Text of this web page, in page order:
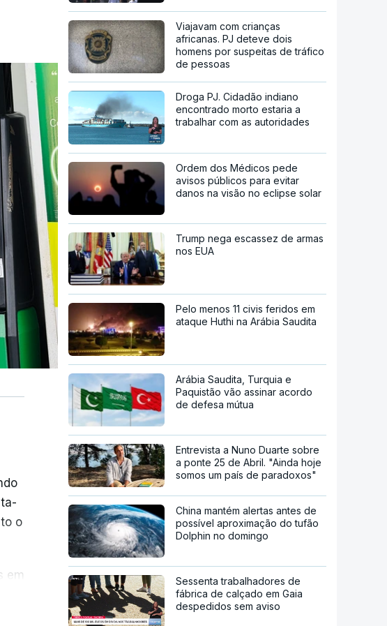
o
em
Viajavam com crianças
africanas. PJ deteve dois
homens por suspeitas de tráfico
de pessoas
Droga PJ. Cidadão indiano
encontrado morto estaria a
trabalhar com as autoridades
Ordem dos Médicos pede
avisos públicos para evitar
danos na visão no eclipse solar
Trump nega escassez de armas
nos EUA
Pelo menos 11 civis feridos em
ataque Huthi na Arábia Saudita
Arábia Saudita, Turquia e
Paquistão vão assinar acordo
de defesa mútua
Entrevista a Nuno Duarte sobre
a ponte 25 de Abril. "Ainda hoje
somos um país de paradoxos"
China mantém alertas antes de
possível aproximação do tufão
Dolphin no domingo
Sessenta trabalhadores de
fábrica de calçado em Gaia
despedidos sem aviso